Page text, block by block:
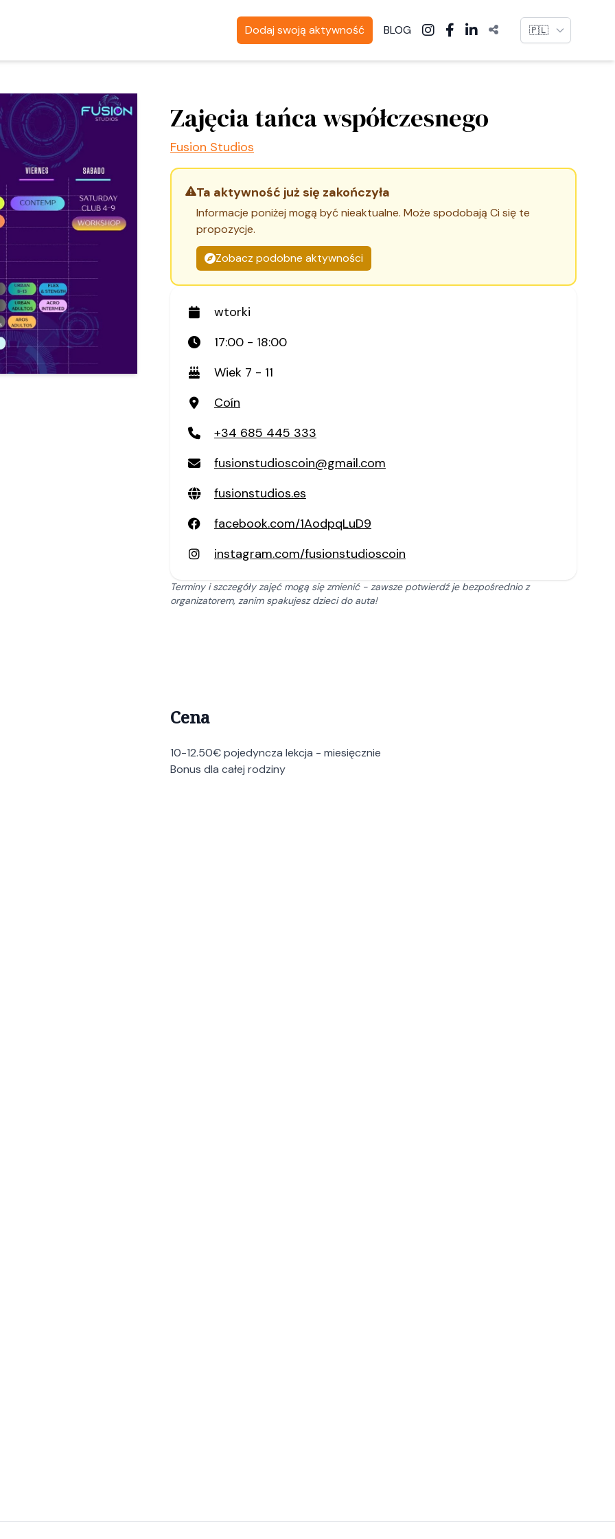
Dodaj swoją aktywność BLOG Language
Zajęcia tańca współczesnego
Fusion Studios
Ta aktywność już się zakończyła
Informacje poniżej mogą być nieaktualne. Może spodobają Ci się te
propozycje.
Zobacz podobne aktywności
wtorki
17:00 - 18:00
Wiek 7 - 11
Coín
+34 685 445 333
fusionstudioscoin@gmail.com
fusionstudios.es
facebook.com/1AodpqLuD9
instagram.com/fusionstudioscoin
Terminy i szczegóły zajęć mogą się zmienić - zawsze potwierdź je bezpośrednio z
organizatorem, zanim spakujesz dzieci do auta!
Cena
10-12.50€ pojedyncza lekcja - miesięcznie
Bonus dla całej rodziny